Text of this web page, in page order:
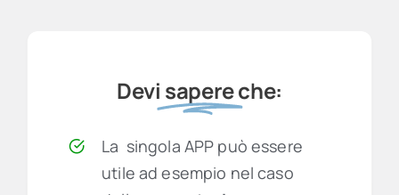
Devi sapereche:
La singola APP può essere
utile ad esempio nel caso